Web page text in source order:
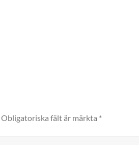
Obligatoriska fält är märkta *